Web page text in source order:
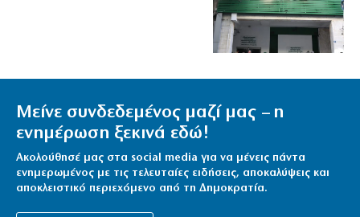
Μείνε συνδεδεμένος μαζί μας – η
ενημέρωση ξεκινά εδώ!
Ακολούθησέ μας στα social media για να μένεις πάντα
ενημερωμένος με τις τελευταίες ειδήσεις, αποκαλύψεις και
αποκλειστικό περιεχόμενο από τη Δημοκρατία.